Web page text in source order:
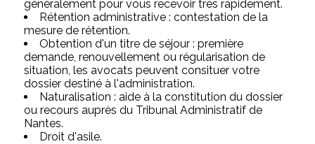
généralement pour vous recevoir très rapidement.
Rétention administrative : contestation de la
mesure de rétention.
Obtention d'un titre de séjour : première
demande, renouvellement ou régularisation de
situation, les avocats peuvent consituer votre
dossier destiné à l'administration.
Naturalisation : aide à la constitution du dossier
ou recours auprès du Tribunal Administratif de
Nantes.
Droit d'asile.